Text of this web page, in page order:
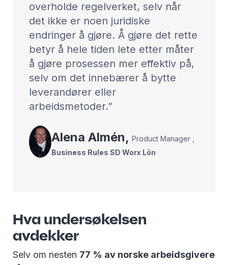
overholde regelverket, selv når
det ikke er noen juridiske
endringer å gjøre. Å gjøre det rette
betyr å hele tiden lete etter måter
å gjøre prosessen mer effektiv på,
selv om det innebærer å bytte
leverandører eller
arbeidsmetoder.
Alena Almén, Product Manager
Business Rules SD Worx Lön
Hva undersøkelsen
avdekker
Selv om nesten 77 % av norske arbeidsgivere